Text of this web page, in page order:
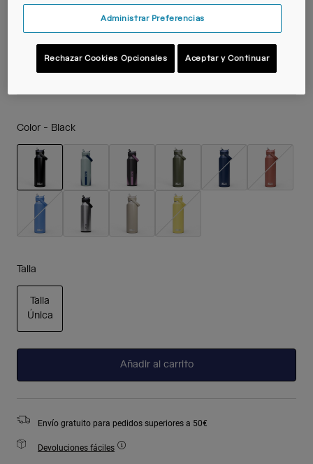
acero inoxidable
Color - Black
seleccionado
Talla
Talla
Única
Añadir al carrito
Envío gratuito para pedidos superiores a 50€
Devoluciones fáciles
Administrar Preferencias
Rechazar Cookies Opcionales Aceptar y Continuar